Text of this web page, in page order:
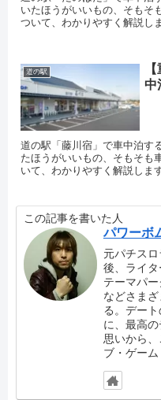
いたほうがいいもの、そもそ
ついて、わかりやすく解説し
道の駅
中
道の駅「藤川宿」で車中泊す
たほうがいいもの、そもそも
いて、わかりやすく解説します
この記事を書いた人
パワーボ
元パチス
後、ライタ
テーマパ
などさま
る。デー
に、最高
思いから
ブ・ゲーム